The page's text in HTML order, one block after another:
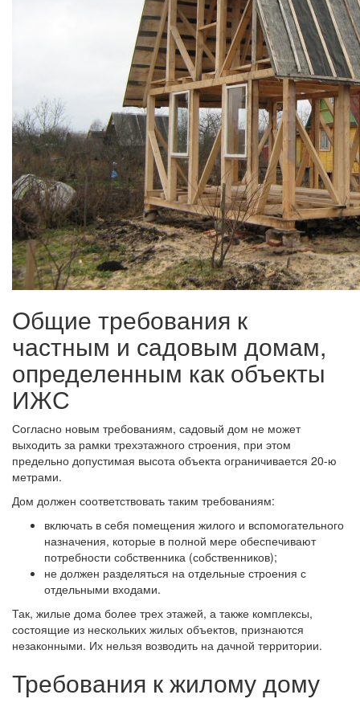
Общие требования к
частным и садовым домам,
определенным как объекты
ИЖС
Согласно новым требованиям, садовый дом не может
выходить за рамки трехэтажного строения, при этом
предельно допустимая высота объекта ограничивается 20-ю
метрами.
Дом должен соответствовать таким требованиям:
включать в себя помещения жилого и вспомогательного
назначения, которые в полной мере обеспечивают
потребности собственника (собственников);
не должен разделяться на отдельные строения с
отдельными входами.
Так, жилые дома более трех этажей, а также комплексы,
состоящие из нескольких жилых объектов, признаются
незаконными. Их нельзя возводить на дачной территории.
Требования к жилому дому